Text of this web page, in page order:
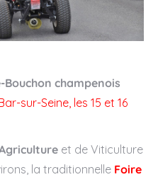
champenois
sur-Seine, les 15 et 16
et de Viticulture
la traditionnelle Foire